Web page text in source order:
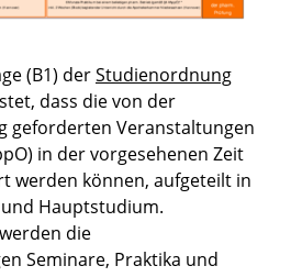
(B1) derStudienordnung
dass die von der
geforderten Veranstaltungen
in der vorgesehenen Zeit
werden können, aufgeteilt in
Hauptstudium.
die
Seminare, Praktika und